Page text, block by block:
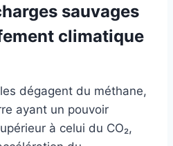
sauvages
climatique
dégagent du méthane,
ayant un pouvoir
à celui du CO₂,